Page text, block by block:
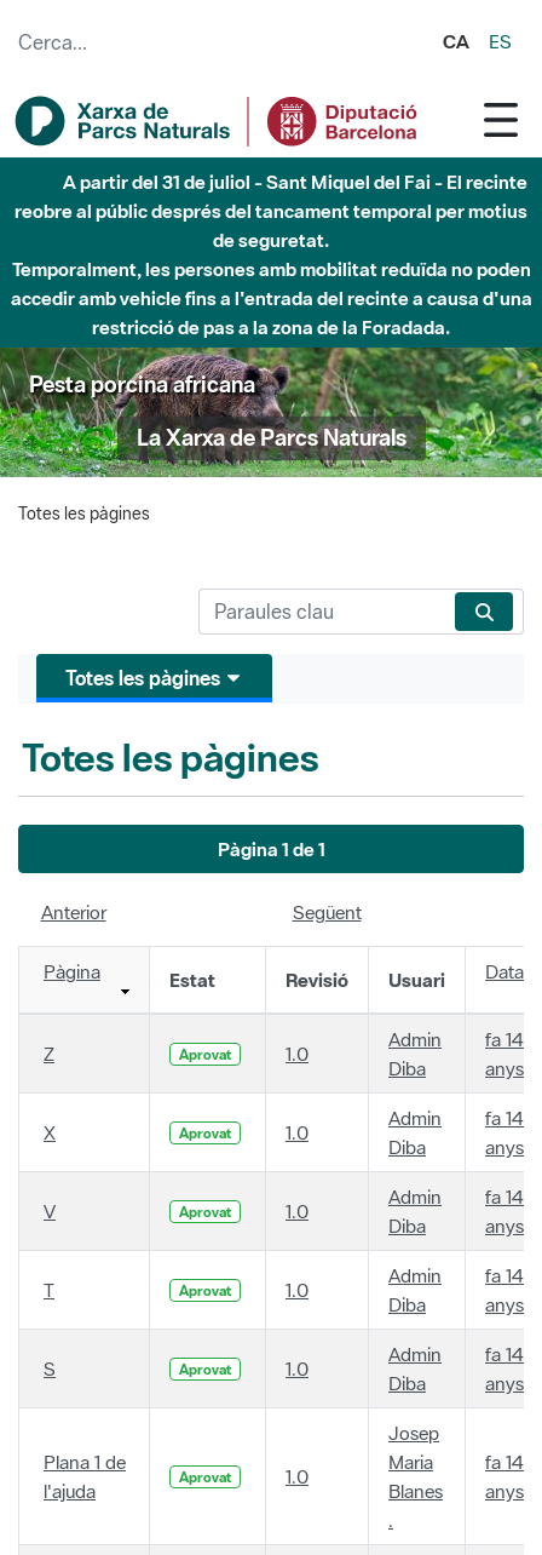
CA ES
A partir del 31 de juliol - Sant Miquel del Fai - El recinte
reobre al públic després del tancament temporal per motius
de seguretat.
Temporalment, les persones amb mobilitat reduïda no poden
accedir amb vehicle fins a l'entrada del recinte a causa d'una
restricció de pas a la zona de la Foradada.
Pesta porcina africana
La Xarxa de Parcs Naturals
Totes les pàgines
Totes les pàgines
Totes les pàgines
Pàgina 1 de 1
Anterior Següent
Pàgina Estat Revisió Usuari Data
Z Aprovat 1.0
Admin
Diba
fa 14
anys
X Aprovat 1.0
Admin
Diba
fa 14
anys
V Aprovat 1.0
Admin
Diba
fa 14
anys
T Aprovat 1.0
Admin
Diba
fa 14
anys
S Aprovat 1.0
Admin
Diba
fa 14
anys
Plana 1 de
l'ajuda
Aprovat 1.0
Josep
Maria
Blanes
.
fa 14
anys